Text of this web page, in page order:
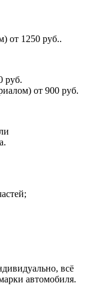
от 1250 руб..
руб.
от 900 руб.
всё
автомобиля.